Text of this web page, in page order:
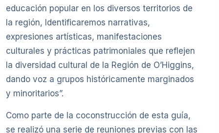
educación popular en los diversos territorios de
la región, Identificaremos narrativas,
expresiones artísticas, manifestaciones
culturales y prácticas patrimoniales que reflejen
la diversidad cultural de la Región de O’Higgins,
dando voz a grupos históricamente marginados
y minoritarios”.
Como parte de la coconstrucción de esta guía,
se realizó una serie de reuniones previas con las